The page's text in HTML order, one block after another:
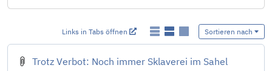
Links in Tabs öffnen Sortieren nach
Trotz Verbot: Noch immer Sklaverei im Sahel